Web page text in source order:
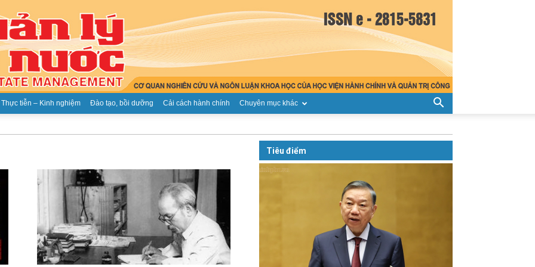
Thực tiễn – Kinh nghiệm Đào tạo, bồi dưỡng Cải cách hành chính Chuyên mục khác
Tiêu điểm